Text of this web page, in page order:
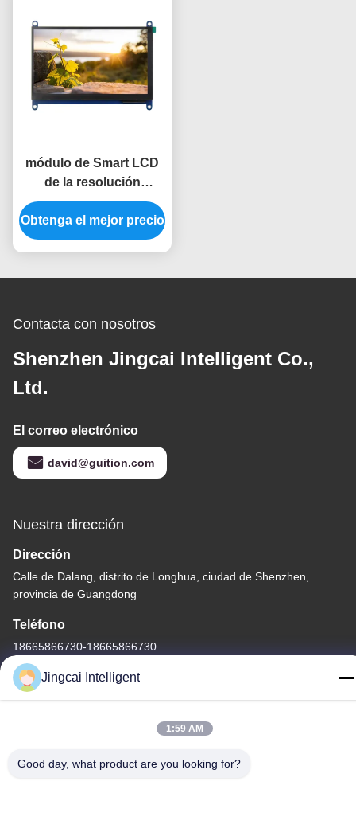
módulo de Smart LCD
de la resolución
1024x600 módulo de la
exhibición de 7
pulgadas para la
Obtenga el mejor precio
Contacta con nosotros
Shenzhen Jingcai Intelligent Co.,
Ltd.
El correo electrónico
david@guition.com
Nuestra dirección
Dirección
Calle de Dalang, distrito de Longhua, ciudad de Shenzhen,
provincia de Guangdong
Teléfono
18665866730-18665866730
China es buena. Calidad Módulo de la exhibición ESP32
Jingcai Intelligent
1:59 AM
Good day, what product are you looking for?